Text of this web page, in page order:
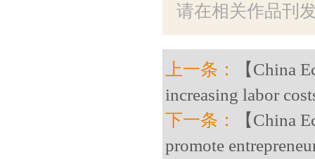
请在相关作品刊
上一条：
【China
increasing labor
下一条：
【China
promote